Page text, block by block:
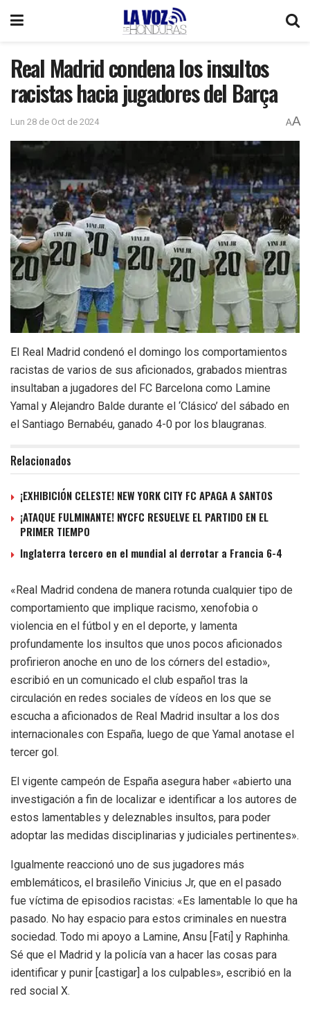
Real Madrid condena los insultos
racistas hacia jugadores del Barça
Lun 28 de Oct de 2024 AA
El Real Madrid condenó el domingo los comportamientos
racistas de varios de sus aficionados, grabados mientras
insultaban a jugadores del FC Barcelona como Lamine
Yamal y Alejandro Balde durante el ‘Clásico’ del sábado en
el Santiago Bernabéu, ganado 4-0 por los blaugranas.
Relacionados
¡EXHIBICIÓN CELESTE! NEW YORK CITY FC APAGA A SANTOS
¡ATAQUE FULMINANTE! NYCFC RESUELVE EL PARTIDO EN EL
PRIMER TIEMPO
Inglaterra tercero en el mundial al derrotar a Francia 6-4
«Real Madrid condena de manera rotunda cualquier tipo de
comportamiento que implique racismo, xenofobia o
violencia en el fútbol y en el deporte, y lamenta
profundamente los insultos que unos pocos aficionados
profirieron anoche en uno de los córners del estadio»,
escribió en un comunicado el club español tras la
circulación en redes sociales de vídeos en los que se
escucha a aficionados de Real Madrid insultar a los dos
internacionales con España, luego de que Yamal anotase el
tercer gol.
El vigente campeón de España asegura haber «abierto una
investigación a fin de localizar e identificar a los autores de
estos lamentables y deleznables insultos, para poder
adoptar las medidas disciplinarias y judiciales pertinentes».
Igualmente reaccionó uno de sus jugadores más
emblemáticos, el brasileño Vinicius Jr, que en el pasado
fue víctima de episodios racistas: «Es lamentable lo que ha
pasado. No hay espacio para estos criminales en nuestra
sociedad. Todo mi apoyo a Lamine, Ansu [Fati] y Raphinha.
Sé que el Madrid y la policía van a hacer las cosas para
identificar y punir [castigar] a los culpables», escribió en la
red social X.